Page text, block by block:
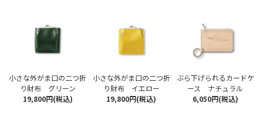
小さな外がま口の二つ折
り財布 グリーン
19,800円(税込)
小さな外がま口の二つ折
り財布 イエロー
19,800円(税込)
ぶら下げられるカードケ
ース ナチュラル
6,050円(税込)